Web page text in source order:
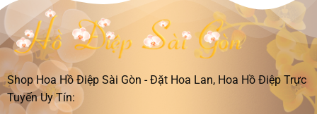
Shop Hoa Hồ Điệp Sài Gòn - Đặt Hoa Lan, Hoa Hồ Điệp Trực
Tuyến Uy Tín: